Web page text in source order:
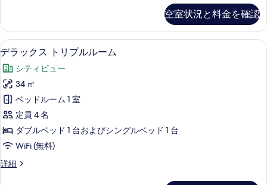
る
ム
の
す
べ
て
の
写
真
を
表
ス
ツ
イ
ル
ー
ム
の
詳
細
空室状況と料金を確認
デ
ラ
ッ
ク
ス
ト
リ
ル
高級寝具、セーフティボックス (室
6
デラックス トリプルルーム
シティビュー
34 ㎡
ベッドルーム 1 室
定員 4 名
ダブルベッド 1 台およびシングルベッド 1 台
WiFi (無料)
詳細
デ